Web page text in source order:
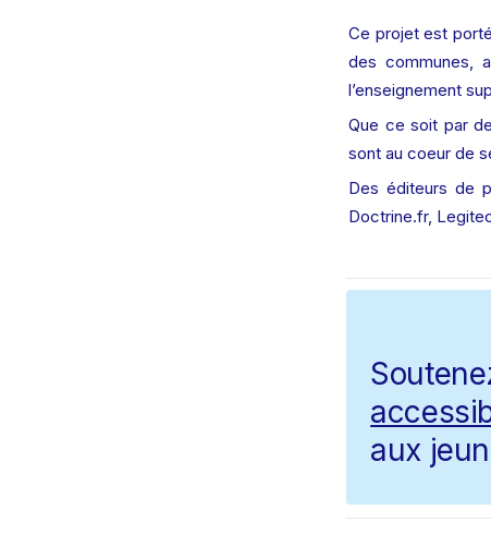
Ce projet est
des communes,
l’enseignement
Que ce soit par
sont au coeur de
Des éditeurs de
Doctrine.fr,
aux